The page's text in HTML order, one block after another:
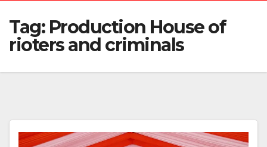
Tag: Production House of
rioters and criminals